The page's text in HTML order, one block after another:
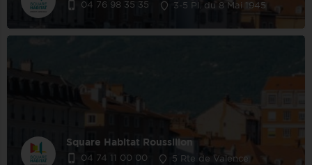
04 76 98 35 35 3-5 Pl. du 8 Mai 1945
Square Habitat Roussillon
04 74 11 00 00 5 Rte de Valence